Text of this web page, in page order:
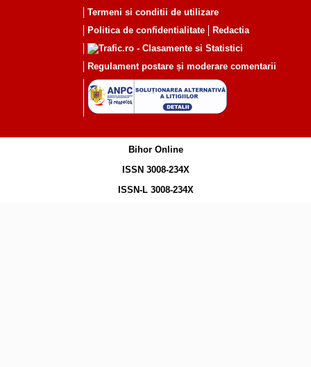
Termeni si conditii de utilizare
Politica de confidentialitate
Redactia
Regulament postare și moderare comentarii
Bihor Online
ISSN 3008-234X
ISSN-L 3008-234X